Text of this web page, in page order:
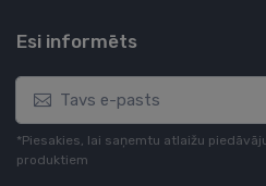
Esi informēts
*Piesakies, lai saņemtu atlaižu
produktiem